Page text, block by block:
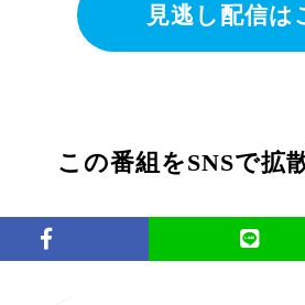
見逃し配信は
この番組をSNSで拡